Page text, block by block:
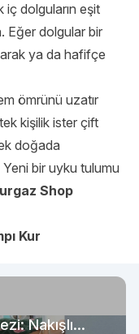
dolguların eşit
Eğer dolgular bir
ya da hafifçe
ömrünü uzatır
kişilik ister çift
doğada
Yeni bir uyku tulumu
Shop
Kur
Nakışlı